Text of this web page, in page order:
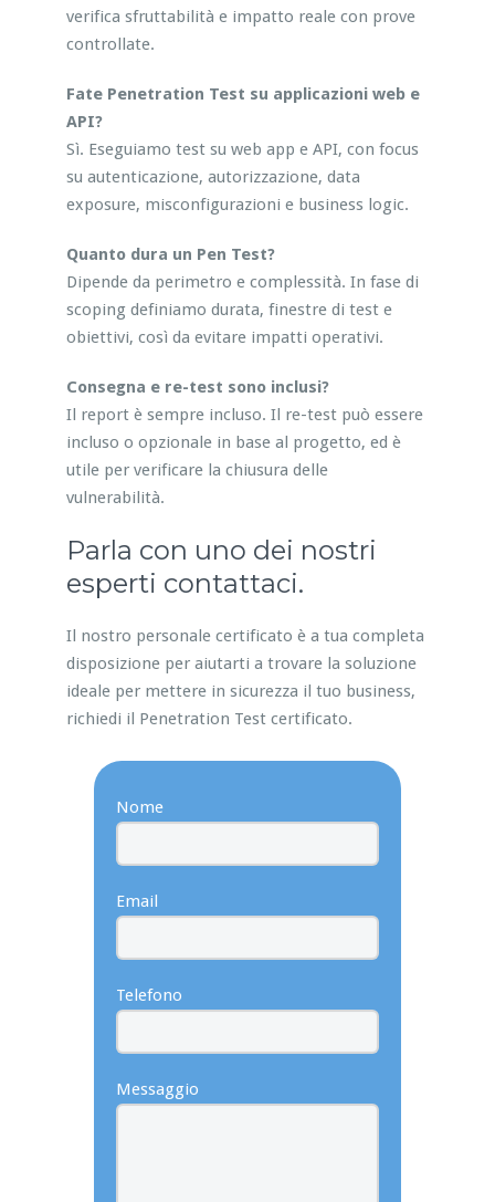
verifica sfruttabilità e impatto reale con prove
controllate.
Fate Penetration Test su applicazioni web e
API?
Sì. Eseguiamo test su web app e API, con focus
su autenticazione, autorizzazione, data
exposure, misconfigurazioni e business logic.
Quanto dura un Pen Test?
Dipende da perimetro e complessità. In fase di
scoping definiamo durata, finestre di test e
obiettivi, così da evitare impatti operativi.
Consegna e re-test sono inclusi?
Il report è sempre incluso. Il re-test può essere
incluso o opzionale in base al progetto, ed è
utile per verificare la chiusura delle
vulnerabilità.
Parla con uno dei nostri
esperti contattaci.
Il nostro personale certificato è a tua completa
disposizione per aiutarti a trovare la soluzione
ideale per mettere in sicurezza il tuo business,
richiedi il Penetration Test certificato.
Nome
Email
Telefono
Messaggio